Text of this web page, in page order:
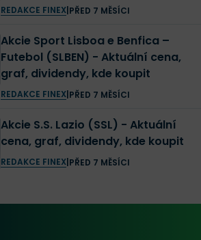
REDAKCE FINEX| PŘED 7 MĚSÍCI
Akcie Sport Lisboa e Benfica –
Futebol (SLBEN) - Aktuální cena,
graf, dividendy, kde koupit
REDAKCE FINEX| PŘED 7 MĚSÍCI
Akcie S.S. Lazio (SSL) - Aktuální
cena, graf, dividendy, kde koupit
REDAKCE FINEX| PŘED 7 MĚSÍCI